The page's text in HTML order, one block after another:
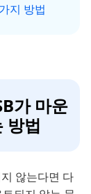
지 방법
가 마운
방법
않는다면 다